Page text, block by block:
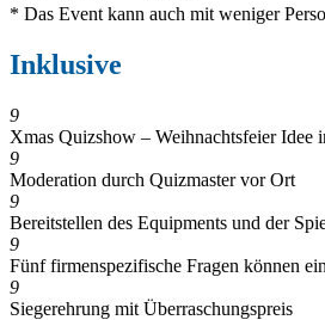
* Das Event kann auch mit weniger
Inklusive
9
Xmas Quizshow – Weihnachtsfeier Idee
9
Moderation durch Quizmaster vor Ort
9
Bereitstellen des Equipments und der
9
Fünf firmenspezifische Fragen können
9
Siegerehrung mit Überraschungspreis